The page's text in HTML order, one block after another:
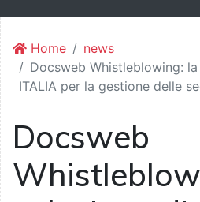
Home
news
Docsweb Whistleblowing:
ITALIA per la gestione delle
Docsweb